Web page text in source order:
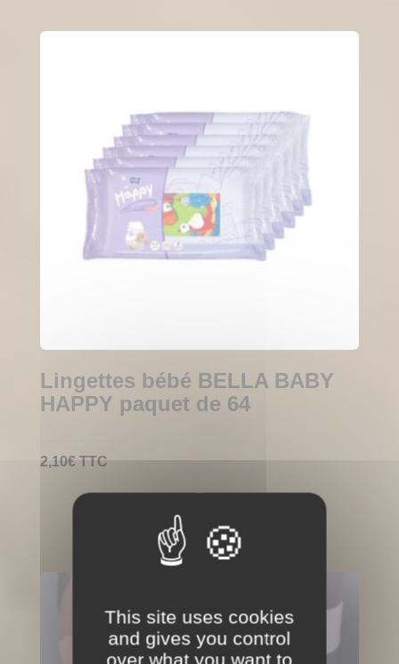
Lingettes bébé BELLA BABY
HAPPY paquet de 64
2,10€ TTC
This site uses cookies
and gives you control
over what you want to